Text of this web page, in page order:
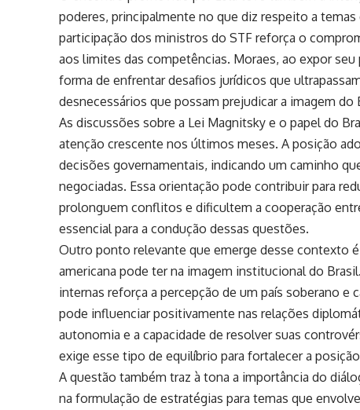
poderes, principalmente no que diz respeito a
participação dos ministros do STF reforça o
aos limites das competências. Moraes, ao expor
forma de enfrentar desafios jurídicos que
desnecessários que possam prejudicar a imagem do
As discussões sobre a Lei Magnitsky e o papel do
atenção crescente nos últimos meses. A posição
decisões governamentais, indicando um caminho
negociadas. Essa orientação pode contribuir para
prolonguem conflitos e dificultem a cooperação
essencial para a condução dessas questões.
Outro ponto relevante que emerge desse contexto
americana pode ter na imagem institucional do
internas reforça a percepção de um país soberano e
pode influenciar positivamente nas relações
autonomia e a capacidade de resolver suas
exige esse tipo de equilíbrio para fortalecer a
A questão também traz à tona a importância do
na formulação de estratégias para temas que